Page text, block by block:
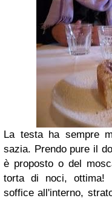
La testa ha sempre
sazia. Prendo pure il
è proposto o del
torta di noci, ottima!
soffice all'interno,